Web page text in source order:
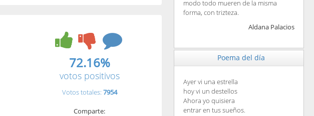
72.16%
votos positivos
Votos totales: 7954
Comparte:
modo todo mueren de la misma
forma, con trizteza.
Aldana Palacios
Poema del día
Ayer vi una estrella
hoy vi un destellos
Ahora yo quisiera
entrar en tus sueños.